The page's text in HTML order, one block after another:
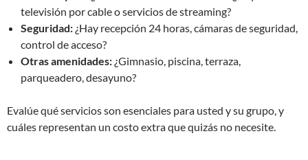
televisión por cable o servicios de streaming?
Seguridad: ¿Hay recepción 24 horas, cámaras de seguridad,
control de acceso?
Otras amenidades: ¿Gimnasio, piscina, terraza,
parqueadero, desayuno?
Evalúe qué servicios son esenciales para usted y su grupo, y
cuáles representan un costo extra que quizás no necesite.